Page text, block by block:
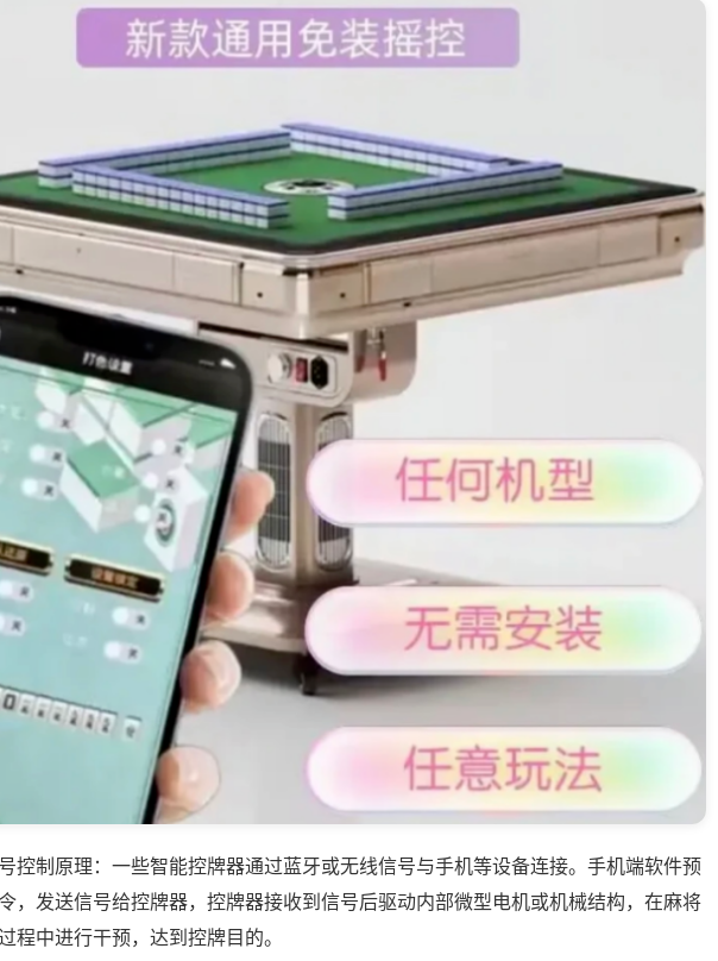
控制原理：一些智能控牌器通过蓝牙或无线信号与手机等设备连接。手机端软件预
，发送信号给控牌器，控牌器接收到信号后驱动内部微型电机或机械结构，在麻将
程中进行干预，达到控牌目的。